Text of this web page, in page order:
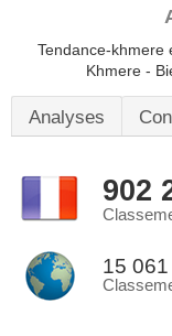
Tendance-khmere
Khmere -
Analyses
902
15